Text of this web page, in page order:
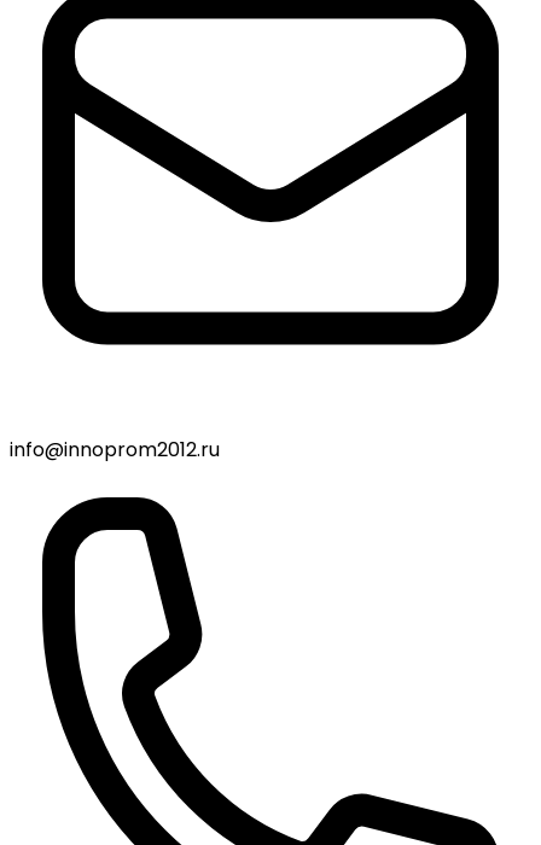
info@innoprom2012.ru